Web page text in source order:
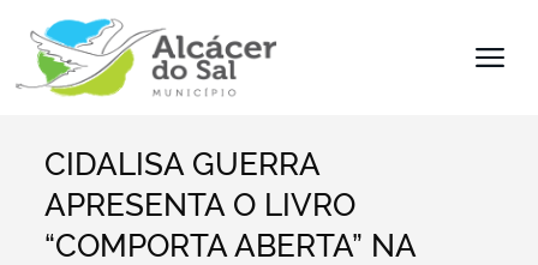
Termo de Pesquisa
CIDALISA GUERRA
APRESENTA O LIVRO
“COMPORTA ABERTA” NA